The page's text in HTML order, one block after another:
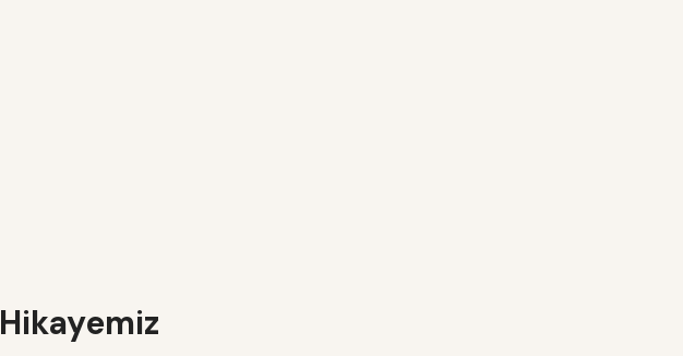
Hikayemiz